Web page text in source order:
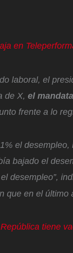
en
laboral, el
de X, el
frente a lo
el
bajado el
desempleo”,
que en el último
tiene